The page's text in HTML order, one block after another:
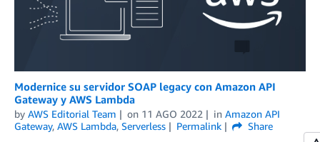
Modernice su servidor SOAP legacy con Amazon API
Gateway y AWS Lambda
by AWS Editorial Team on 11 AGO 2022 in Amazon API
Gateway, AWS Lambda, Serverless Permalink
Share